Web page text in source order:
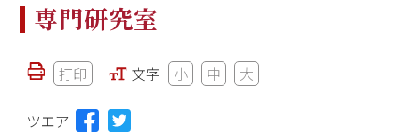
専門研究室
打印 文字 小 中 大
ツエア